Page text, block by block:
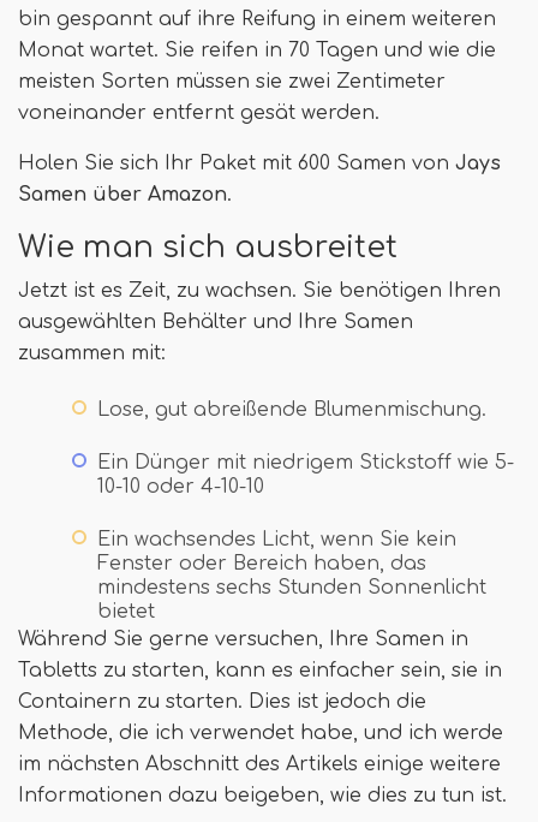
bin gespannt auf ihre Reifung in einem weiteren
Monat wartet. Sie reifen in 70 Tagen und wie die
meisten Sorten müssen sie zwei Zentimeter
voneinander entfernt gesät werden.
Holen Sie sich Ihr Paket mit 600 Samen von Jays
Samen über Amazon.
Wie man sich ausbreitet
Jetzt ist es Zeit, zu wachsen. Sie benötigen Ihren
ausgewählten Behälter und Ihre Samen
zusammen mit:
Lose, gut abreißende Blumenmischung.
Ein Dünger mit niedrigem Stickstoff wie 5-
10-10 oder 4-10-10
Ein wachsendes Licht, wenn Sie kein
Fenster oder Bereich haben, das
mindestens sechs Stunden Sonnenlicht
bietet
Während Sie gerne versuchen, Ihre Samen in
Tabletts zu starten, kann es einfacher sein, sie in
Containern zu starten. Dies ist jedoch die
Methode, die ich verwendet habe, und ich werde
im nächsten Abschnitt des Artikels einige weitere
Informationen dazu beigeben, wie dies zu tun ist.